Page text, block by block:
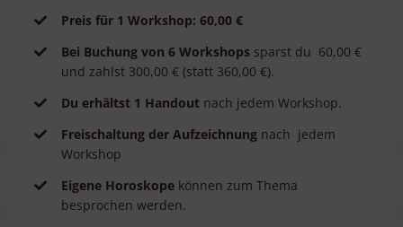
Preis für 1 Workshop: 60,00 €
Bei Buchung von 6 Workshops sparst du 60,00 €
und zahlst 300,00 € (statt 360,00 €).
Du erhältst 1 Handout nach jedem Workshop.
Freischaltung der Aufzeichnung nach jedem
Workshop
Eigene Horoskope können zum Thema
besprochen werden.